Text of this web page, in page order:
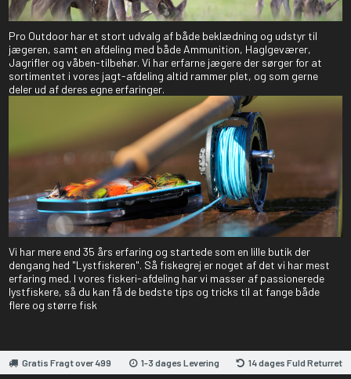
Pro Outdoor har et stort udvalg af både beklædning og udstyr til
jægeren, samt en afdeling med både Ammunition, Haglgeværer,
Jagrifler og våben-tilbehør. Vi har erfarne jægere der sørger for at
sortimentet i vores jagt-afdeling altid rammer plet, og som gerne
deler ud af deres egne erfaringer.
Vi har mere end 35 års erfaring og startede som en lille butik der
dengang hed "Lystfiskeren". Så fiskegrej er noget af det vi har mest
erfaring med. I vores fiskeri-afdeling har vi masser af passionerede
lystfiskere, så du kan få de bedste tips og tricks til at fange både
flere og større fisk
Gratis Fragt over 499 1-3 dages Levering 14 dages Fuld Returret